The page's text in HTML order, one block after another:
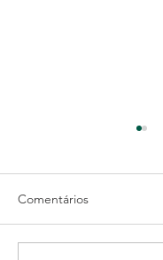
Comentários